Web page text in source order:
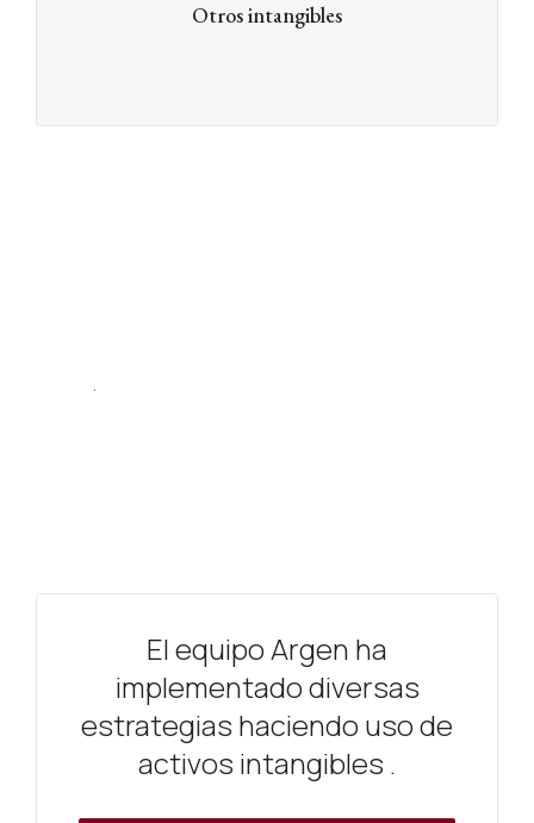
Otros intangibles
distinguir la creación de valor real para las empresas.
.
El equipo Argen ha
implementado diversas
estrategias haciendo uso de
activos intangibles .